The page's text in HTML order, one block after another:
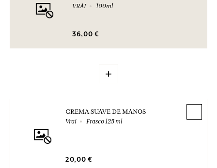
VRAI
100ml
36,00 €
+
CREMA SUAVE DE MANOS
Vrai
Frasco 125 ml
20,00 €